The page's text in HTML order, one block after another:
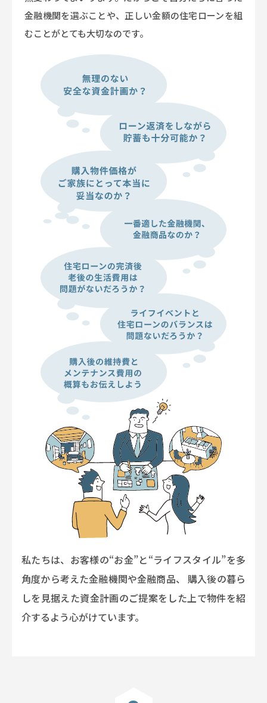
金融機関を選ぶことや、正しい金額の住宅ローンを組
むことがとても大切なのです。
私たちは、お客様の“お金”と“ライフスタイル”を多
角度から考えた金融機関や金融商品、 購入後の暮ら
しを見据えた資金計画のご提案をした上で物件を紹
介するよう心がけています。